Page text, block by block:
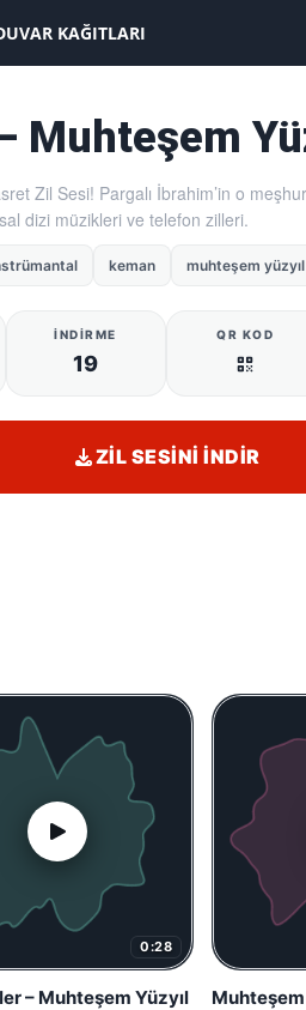
KAĞITLARI
Muhteşem
Zil Sesi! Pargalı İbrahim’in o
dizi müzikleri ve telefon zilleri.
keman muhteşem yüzyıl
İNDIRME
19
QR KOD
ZIL SESINI İNDIR
0:28
– Muhteşem Yüzyıl